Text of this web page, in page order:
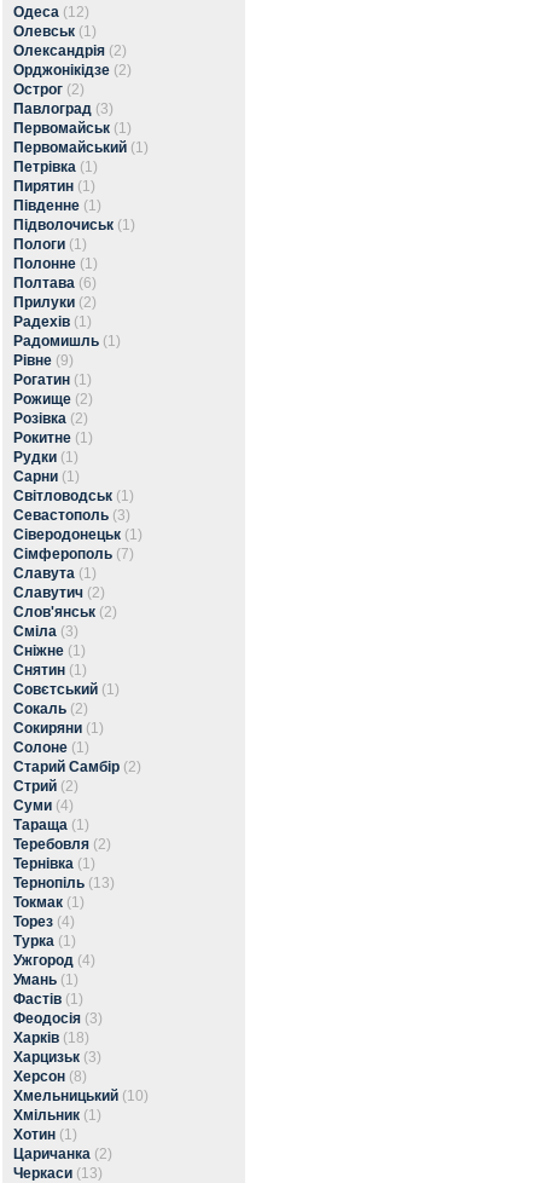
Одеса (12)
Олевськ (1)
Олександрія (2)
Орджонікідзе (2)
Острог (2)
Павлоград (3)
Первомайськ (1)
Первомайський (1)
Петрівка (1)
Пирятин (1)
Південне (1)
Підволочиськ (1)
Пологи (1)
Полонне (1)
Полтава (6)
Прилуки (2)
Радехів (1)
Радомишль (1)
Рівне (9)
Рогатин (1)
Рожище (2)
Розівка (2)
Рокитне (1)
Рудки (1)
Сарни (1)
Світловодськ (1)
Севастополь (3)
Сіверодонецьк (1)
Сімферополь (7)
Славута (1)
Славутич (2)
Слов'янськ (2)
Сміла (3)
Сніжне (1)
Снятин (1)
Совєтський (1)
Сокаль (2)
Сокиряни (1)
Солоне (1)
Старий Самбір (2)
Стрий (2)
Суми (4)
Тараща (1)
Теребовля (2)
Тернівка (1)
Тернопіль (13)
Токмак (1)
Торез (4)
Турка (1)
Ужгород (4)
Умань (1)
Фастів (1)
Феодосія (3)
Харків (18)
Харцизьк (3)
Херсон (8)
Хмельницький (10)
Хмільник (1)
Хотин (1)
Царичанка (2)
Черкаси (13)